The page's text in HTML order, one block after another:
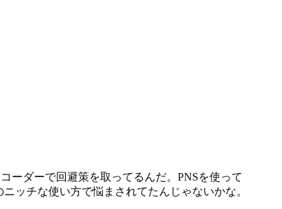
ーダーで回避策を取ってるんだ。PNSを使って
ッチな使い方で悩まされてたんじゃないかな。